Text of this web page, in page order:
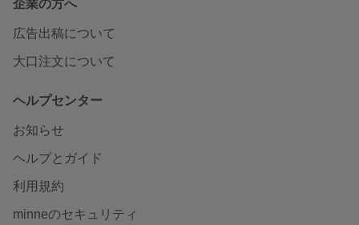
企業の方へ
広告出稿について
大口注文について
ヘルプセンター
お知らせ
ヘルプとガイド
利用規約
minneのセキュリティ